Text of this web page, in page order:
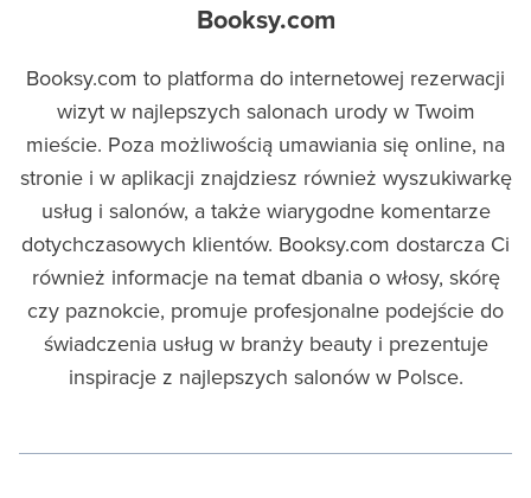
Booksy.com
Booksy.com to platforma do internetowej rezerwacji
wizyt w najlepszych salonach urody w Twoim
mieście. Poza możliwością umawiania się online, na
stronie i w aplikacji znajdziesz również wyszukiwarkę
usług i salonów, a także wiarygodne komentarze
dotychczasowych klientów. Booksy.com dostarcza Ci
również informacje na temat dbania o włosy, skórę
czy paznokcie, promuje profesjonalne podejście do
świadczenia usług w branży beauty i prezentuje
inspiracje z najlepszych salonów w Polsce.